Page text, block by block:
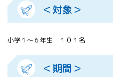
＜対象＞
小学１～６年生 １０１名
＜期間＞